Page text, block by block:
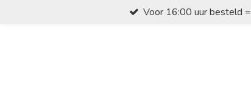
Voor 16:00 uur besteld